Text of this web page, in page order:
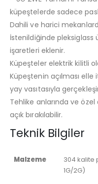
küpeştelerde sadece
Dahili ve harici
İstenildiğinde pleksiglass
işaretleri eklenir.
Küpeşteler elektrik kilitli
Küpeştenin açılması elle
yay vasıtasıyla
Tehlike anlarında ve
açık bırakılabilir.
Teknik Bilgiler
Malzeme
304 kalite
1G/2G)